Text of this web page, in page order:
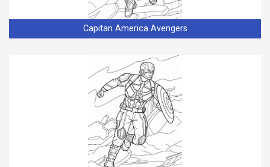
Capitan America Avengers